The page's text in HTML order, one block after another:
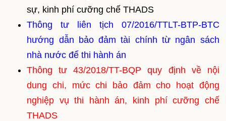
sự, kinh phí cưỡng chế THADS
Thông tư liên tịch 07/2016/TTLT-BTP-BTC
hướng dẫn bảo đảm tài chính từ ngân sách
nhà nước để thi hành án
Thông tư 43/2018/TT-BQP quy định về nội
dung chi, mức chi bảo đảm cho hoạt động
nghiệp vụ thi hành án, kinh phí cưỡng chế
THADS